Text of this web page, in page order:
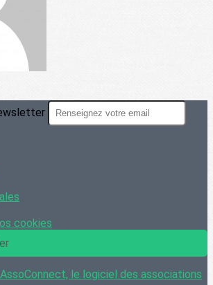
cookies
le logiciel des associations